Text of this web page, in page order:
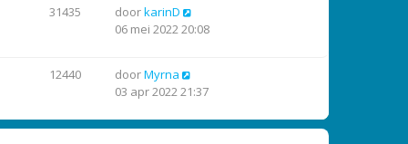
31435 doorkarinD
06 mei 2022 20:08
12440 doorMyrna
03 apr 2022 21:37